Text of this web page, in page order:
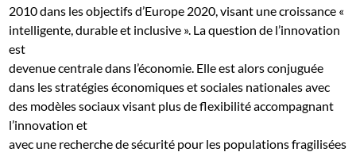
2010 dans les objectifs d’Europe 2020, visant une croissance «
intelligente, durable et inclusive ». La question de l’innovation
est
devenue centrale dans l’économie. Elle est alors conjuguée
dans les stratégies économiques et sociales nationales avec
des modèles sociaux visant plus de flexibilité accompagnant
l’innovation et
avec une recherche de sécurité pour les populations fragilisées